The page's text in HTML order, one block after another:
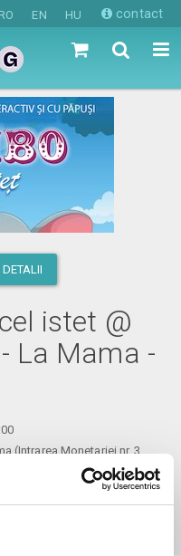
RO EN HU contact
istet @
La Mama -
(Intrarea Monetariei nr. 3,
se achită bilet.